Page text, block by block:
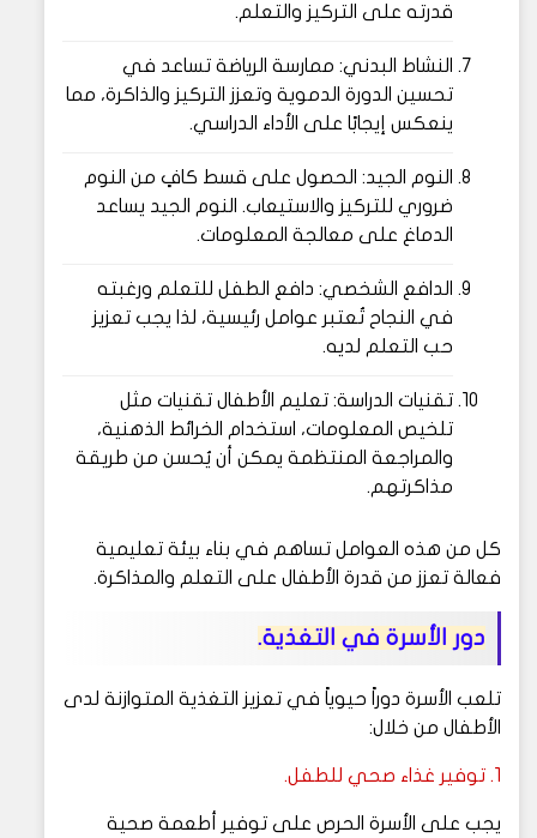
قدرته على التركيز والتعلم.
النشاط البدني: ممارسة الرياضة تساعد في
تحسين الدورة الدموية وتعزز التركيز والذاكرة، مما
ينعكس إيجابًا على الأداء الدراسي.
النوم الجيد: الحصول على قسط كافٍ من النوم
ضروري للتركيز والاستيعاب. النوم الجيد يساعد
الدماغ على معالجة المعلومات.
الدافع الشخصي: دافع الطفل للتعلم ورغبته
في النجاح تُعتبر عوامل رئيسية، لذا يجب تعزيز
حب التعلم لديه.
تقنيات الدراسة: تعليم الأطفال تقنيات مثل
تلخيص المعلومات، استخدام الخرائط الذهنية،
والمراجعة المنتظمة يمكن أن يُحسن من طريقة
مذاكرتهم.
كل من هذه العوامل تساهم في بناء بيئة تعليمية
فعالة تعزز من قدرة الأطفال على التعلم والمذاكرة.
دور الأسرة في التغذية.
تلعب الأسرة دوراً حيوياً في تعزيز التغذية المتوازنة لدى
الأطفال من خلال:
1. توفير غذاء صحي للطفل.
يجب على الأسرة الحرص على توفير أطعمة صحية